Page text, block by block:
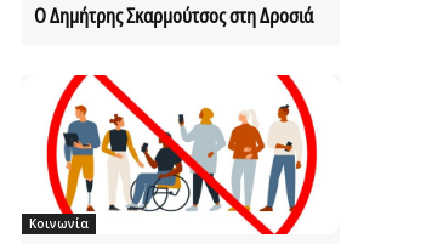
Ο Δημήτρης Σκαρμούτσος στη Δροσιά
Κοινωνία